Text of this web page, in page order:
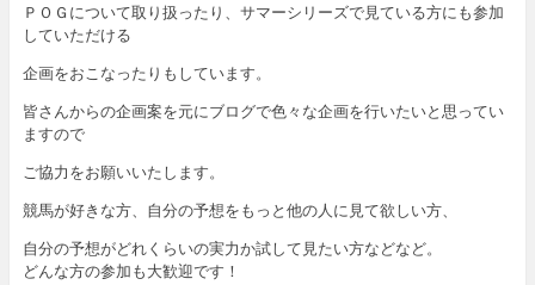
ＰＯＧについて取り扱ったり、サマーシリーズで見ている方にも参加
していただける
企画をおこなったりもしています。
皆さんからの企画案を元にブログで色々な企画を行いたいと思ってい
ますので
ご協力をお願いいたします。
競馬が好きな方、自分の予想をもっと他の人に見て欲しい方、
自分の予想がどれくらいの実力か試して見たい方などなど。
どんな方の参加も大歓迎です！